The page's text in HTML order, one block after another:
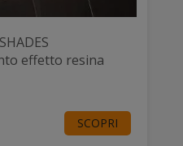
effetto resina
SCOPRI